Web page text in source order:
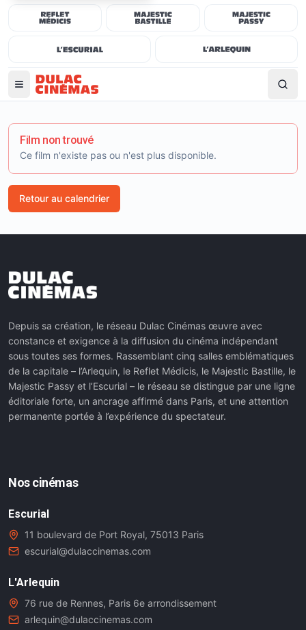
Film non trouvé
Ce film n'existe pas ou n'est plus disponible.
Retour au calendrier
Depuis sa création, le réseau Dulac Cinémas œuvre avec
constance et exigence à la diffusion du cinéma indépendant
sous toutes ses formes. Rassemblant cinq salles emblématiques
de la capitale – l’Arlequin, le Reflet Médicis, le Majestic Bastille, le
Majestic Passy et l’Escurial – le réseau se distingue par une ligne
éditoriale forte, un ancrage affirmé dans Paris, et une attention
permanente portée à l’expérience du spectateur.
Nos cinémas
Escurial
11 boulevard de Port Royal, 75013 Paris
escurial@dulaccinemas.com
L'Arlequin
76 rue de Rennes, Paris 6e arrondissement
arlequin@dulaccinemas.com